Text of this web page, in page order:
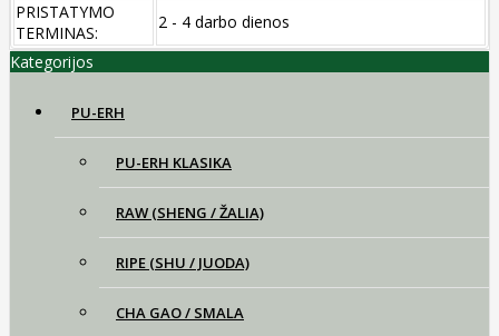
PRISTATYMO
TERMINAS:
2 - 4 darbo dienos
Kategorijos
PU-ERH
PU-ERH KLASIKA
RAW (SHENG / ŽALIA)
RIPE (SHU / JUODA)
CHA GAO / SMALA